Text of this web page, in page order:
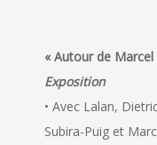
« Autour de Marcel
Exposition
• Avec Lalan,
Subira-Puig et